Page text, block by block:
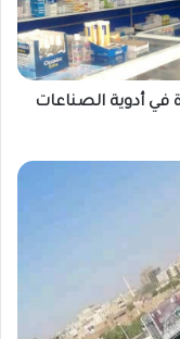
أدوية الصناعات